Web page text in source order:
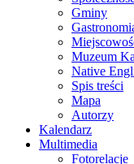
Gminy
Muzeum
Native
Spis treści
Mapa
Autorzy
Kalendarz
Multimedia
Fotorelacje